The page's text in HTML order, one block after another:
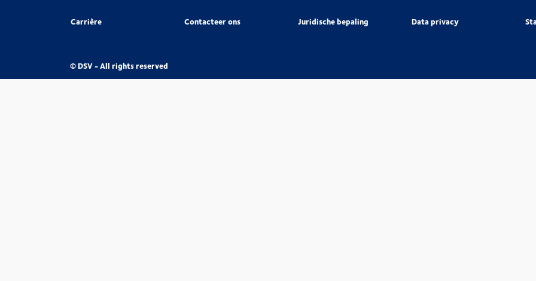
Carrière Contacteer ons Juridische bepaling Data privacy
© DSV - All rights reserved